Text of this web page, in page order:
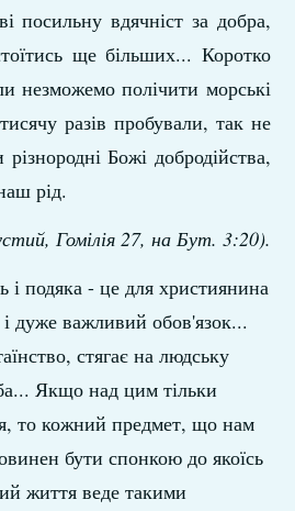
посильну вдячніст за добра,
ще більших... Коротко
незможемо полічити морські
разів пробували, так не
Божі добродійства,
рід.
Гомілія 27, на Бут. 3:20).
подяка - це для християнина
і дуже важливий обов'язок...
стягає на людську
Якщо над цим тільки
то кожний предмет, що нам
бути спонкою до якоїсь
життя веде такими